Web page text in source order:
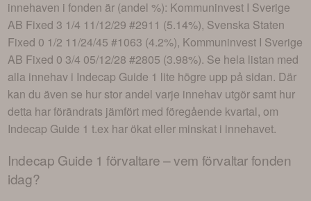
innehaven i fonden är (andel %): Kommuninvest I Sverige
AB Fixed 3 1/4 11/12/29 #2911 (5.14%), Svenska Staten
Fixed 0 1/2 11/24/45 #1063 (4.2%), Kommuninvest I Sverige
AB Fixed 0 3/4 05/12/28 #2805 (3.98%). Se hela listan med
alla innehav i Indecap Guide 1 lite högre upp på sidan. Där
kan du även se hur stor andel varje innehav utgör samt hur
detta har förändrats jämfört med föregående kvartal, om
Indecap Guide 1 t.ex har ökat eller minskat i innehavet.
Indecap Guide 1 förvaltare – vem förvaltar fonden
idag?